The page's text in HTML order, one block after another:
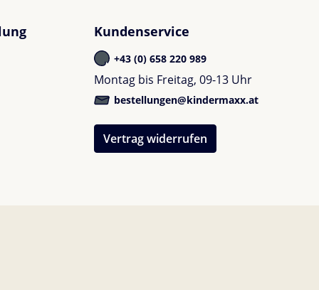
Kundenservice
+43 (0) 658 220 989
Montag bis Freitag, 09-13 Uhr
bestellungen@kindermaxx.at
Vertrag widerrufen